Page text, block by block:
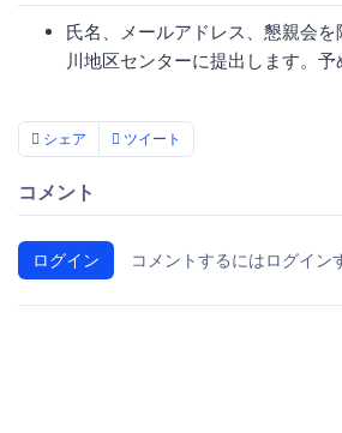
氏名、メールアドレス、懇親会
川地区センターに提出します。予
シェア ツイート
コメント
ログイン コメントするにはログイン